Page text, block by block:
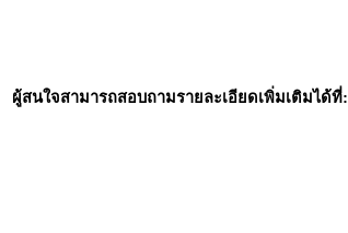
ผู้สนใจสามารถสอบถามรายละเอียดเพิ่มเติมได้ที่: